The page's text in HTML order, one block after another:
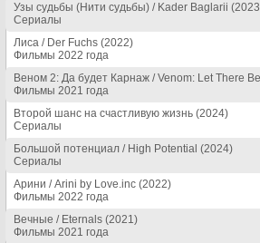
Узы судьбы (Нити судьбы) / Kader Baglarii
Сериалы
Лиса / Der Fuchs (2022)
Фильмы 2022 года
Веном 2: Да будет Карнаж / Venom: Let There
Фильмы 2021 года
Второй шанс на счастливую жизнь (2024)
Сериалы
Большой потенциал / High Potential (2024)
Сериалы
Арини / Arini by Love.inc (2022)
Фильмы 2022 года
Вечные / Eternals (2021)
Фильмы 2021 года